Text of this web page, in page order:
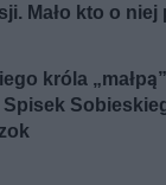
Mało kto o niej
króla